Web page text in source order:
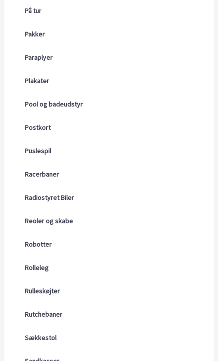
På tur
Pakker
Paraplyer
Plakater
Pool og badeudstyr
Postkort
Puslespil
Racerbaner
Radiostyret Biler
Reoler og skabe
Robotter
Rolleleg
Rulleskøjter
Rutchebaner
Sækkestol